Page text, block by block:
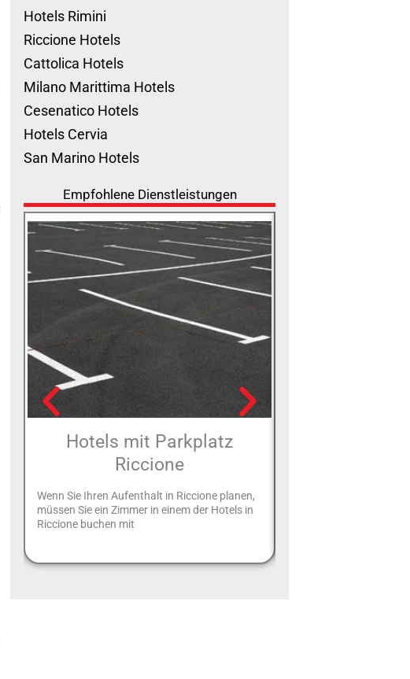
Hotels Rimini
Riccione Hotels
Cattolica Hotels
Milano Marittima Hotels
Cesenatico Hotels
Hotels Cervia
San Marino Hotels
Empfohlene Dienstleistungen
Hotels mit Parkplatz
Riccione
Wenn Sie Ihren Aufenthalt in Riccione planen,
müssen Sie ein Zimmer in einem der Hotels in
Riccione buchen mit